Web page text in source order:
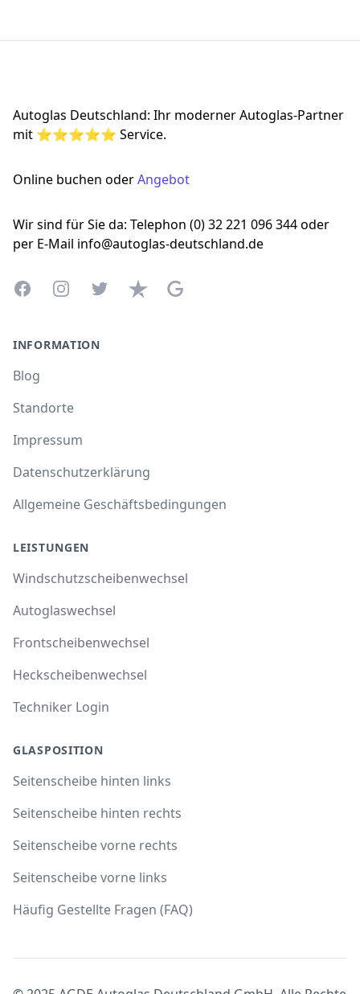
Autoglas Deutschland: Ihr moderner Autoglas-Partner
mit ⭐⭐⭐⭐⭐ Service.
Online buchen oderAngebot
Wir sind für Sie da: Telephon (0) 32 221 096 344 oder
per E-Mail info@autoglas-deutschland.de
FacebookInstagramTwitterTrustpilotGoogle Business Profile
INFORMATION
Blog
Standorte
Impressum
Datenschutzerklärung
Allgemeine Geschäftsbedingungen
LEISTUNGEN
Windschutzscheibenwechsel
Autoglaswechsel
Frontscheibenwechsel
Heckscheibenwechsel
Techniker Login
GLASPOSITION
Seitenscheibe hinten links
Seitenscheibe hinten rechts
Seitenscheibe vorne rechts
Seitenscheibe vorne links
Häufig Gestellte Fragen (FAQ)